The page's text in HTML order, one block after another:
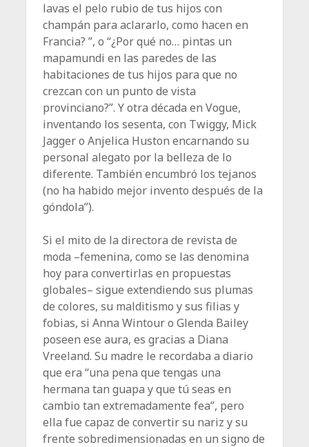
lavas el pelo rubio de tus hijos con
champán para aclararlo, como hacen en
Francia? ”, o “¿Por qué no… pintas un
mapamundi en las paredes de las
habitaciones de tus hijos para que no
crezcan con un punto de vista
provinciano?”. Y otra década en Vogue,
inventando los sesenta, con Twiggy, Mick
Jagger o Anjelica Huston encarnando su
personal alegato por la belleza de lo
diferente. También encumbró los tejanos
(no ha habido mejor invento después de la
góndola”).
Si el mito de la directora de revista de
moda –femenina, como se las denomina
hoy para convertirlas en propuestas
globales– sigue extendiendo sus plumas
de colores, su malditismo y sus filias y
fobias, si Anna Wintour o Glenda Bailey
poseen ese aura, es gracias a Diana
Vreeland. Su madre le recordaba a diario
que era “una pena que tengas una
hermana tan guapa y que tú seas en
cambio tan extremadamente fea”, pero
ella fue capaz de convertir su nariz y su
frente sobredimensionadas en un signo de